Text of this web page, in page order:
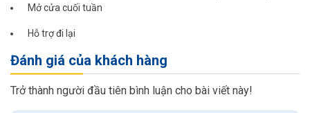
Mở cửa cuối tuần
Hỗ trợ đi lại
Đánh giá của khách hàng
Trở thành người đầu tiên bình luận cho bài viết này!